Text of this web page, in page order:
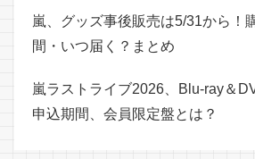
嵐、グッズ事後販売は5/31から！
間・いつ届く？まとめ
嵐ラストライブ2026、Blu-ray＆
申込期間、会員限定盤とは？